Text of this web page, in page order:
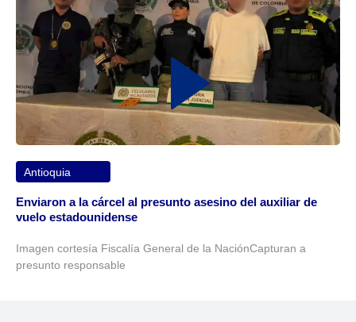
Antioquia
Enviaron a la cárcel al presunto asesino del auxiliar de
vuelo estadounidense
Imagen cortesía Fiscalía General de la NaciónCapturan a
presunto responsable